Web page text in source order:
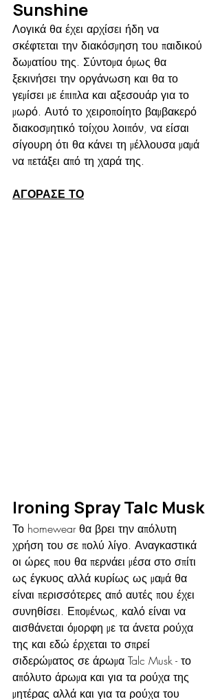
Sunshine
Λογικά θα έχει αρχίσει ήδη να
σκέφτεται την διακόσμηση του παιδικού
δωματίου της. Σύντομα όμως θα
ξεκινήσει την οργάνωση και θα το
γεμίσει με έπιπλα και αξεσουάρ για το
μωρό. Αυτό το χειροποίητο βαμβακερό
διακοσμητικό τοίχου λοιπόν, να είσαι
σίγουρη ότι θα κάνει τη μέλλουσα μαμά
να πετάξει από τη χαρά της.
ΑΓΟΡΑΣΕ ΤΟ
Ironing Spray Talc Musk
Το homewear θα βρει την απόλυτη
χρήση του σε πολύ λίγο. Αναγκαστικά
οι ώρες που θα περνάει μέσα στο σπίτι
ως έγκυος αλλά κυρίως ως μαμά θα
είναι περισσότερες από αυτές που έχει
συνηθίσει. Επομένως, καλό είναι να
αισθάνεται όμορφη με τα άνετα ρούχα
της και εδώ έρχεται το σπρεί
σιδερώματος σε άρωμα Talc Musk - το
απόλυτο άρωμα και για τα ρούχα της
μητέρας αλλά και για τα ρούχα του